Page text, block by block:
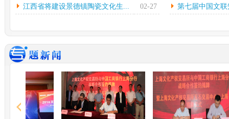
（记者鲁元珍、张斐晔）2
7... [详情]
莹
[
由北京反掌娱乐文化有限
中
2024年度北京工艺...
中新网北京3月3日电(记者
应妮)从“冰墩墩”到“兔...
[详
台
中
32
江西省将建设景德镇陶瓷文化生...
02-27 第七届中国文